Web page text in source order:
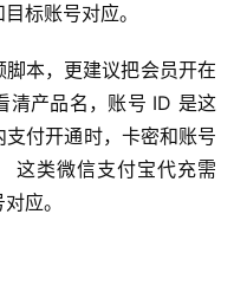
标账号对应。
本，更建议把会员开在
清产品名，账号 ID 是这
付开通时，卡密和账号
这类微信支付宝代充需
应。